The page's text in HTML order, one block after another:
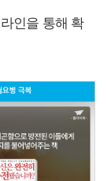
인을 통해 확